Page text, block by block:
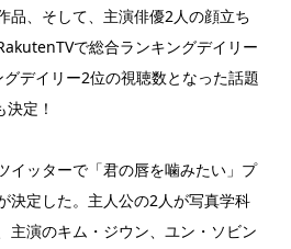
品、そして、主演俳優2人の顔立ち
で総合ランキングデイリー
デイリー2位の視聴数となった話題
定！
イッターで「君の唇を噛みたい」プ
決定した。主人公の2人が写真学科
主演のキム・ジウン、ユン・ソビン